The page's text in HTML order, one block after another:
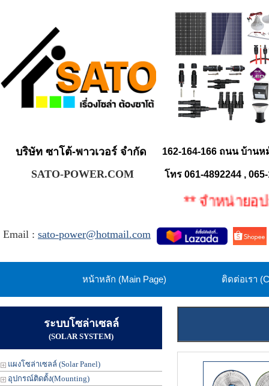
บริษัท ซาโต้-พาวเวอร์ จำกัด 162-164-166 ถนน บ้าน
SATO-POWER.COM โทร 061-4892244 ,
** จำหน่ายอุปก
Email : sato-power@hotmail.com
หน้าหลัก (Main Page) ติดต่อเรา
ระบบโซล่าเซลล์
(SOLAR SYSTEM)
แผงโซล่าเซลล์ (Solar Panel)
อุปกรณ์ติดตั้ง(Mounting)